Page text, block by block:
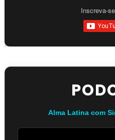
Inscreva-
Alma Latina com